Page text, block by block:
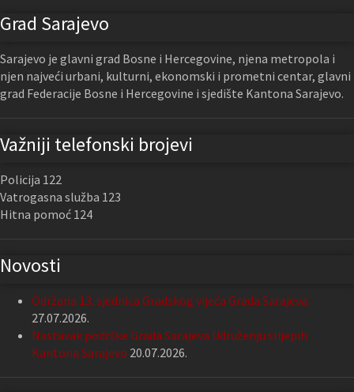
Grad Sarajevo
Sarajevo je glavni grad Bosne i Hercegovine, njena metropola i
njen najveći urbani, kulturni, ekonomski i prometni centar, glavni
grad Federacije Bosne i Hercegovine i sjedište Kantona Sarajevo.
Važniji telefonski brojevi
Policija 122
Vatrogasna služba 123
Hitna pomoć 124
Novosti
Održana 13. sjednica Gradskog vijeća Grada Sarajeva
27.07.2026.
Nastavak podrške Grada Sarajeva Udruženju slijepih
Kantona Sarajevo 20.07.2026.